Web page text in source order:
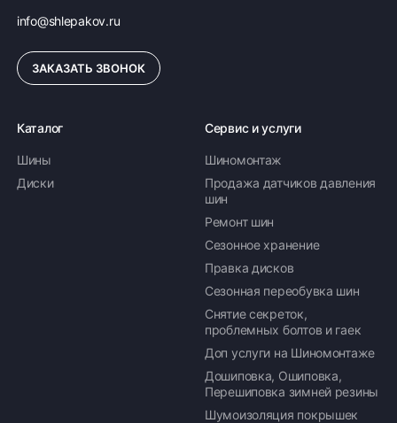
info@shlepakov.ru
ЗАКАЗАТЬ ЗВОНОК
Каталог
Шины
Диски
Сервис и услуги
Шиномонтаж
Продажа датчиков давления
шин
Ремонт шин
Сезонное хранение
Правка дисков
Сезонная переобувка шин
Снятие секреток,
проблемных болтов и гаек
Доп услуги на Шиномонтаже
Дошиповка, Ошиповка,
Перешиповка зимней резины
Шумоизоляция покрышек